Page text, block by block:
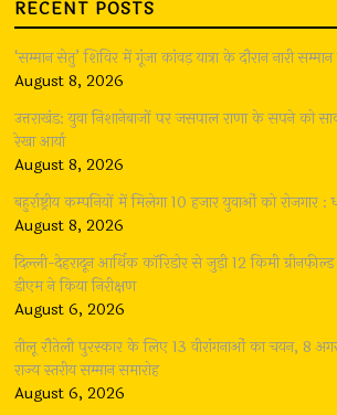
RECENT POSTS
‘सम्मान सेतु’ शिविर में गूंजा कांवड़ यात्रा के दौरान नारी
August 8, 2026
उत्तराखंड: युवा निशानेबाजों पर जसपाल राणा के सपने को
रेखा आर्या
August 8, 2026
बहुर्राष्ट्रीय कम्पनियों में मिलेगा 10 हजार युवाओं को रोजगार
August 8, 2026
दिल्ली-देहरादून आर्थिक कॉरिडोर से जुड़ी 12 किमी
डीएम ने किया निरीक्षण
August 6, 2026
तीलू रौतेली पुरस्कार के लिए 13 वीरांगनाओं का चयन, 8
राज्य स्तरीय सम्मान समारोह
August 6, 2026